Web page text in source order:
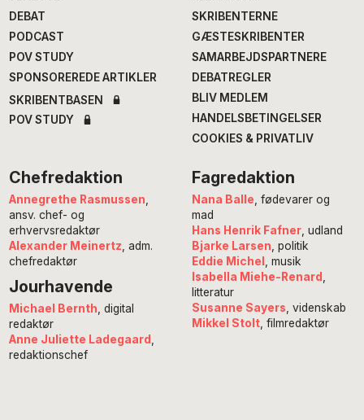
DEBAT
PODCAST
POV STUDY
SPONSOREREDE ARTIKLER
SKRIBENTBASEN
POV STUDY
SKRIBENTERNE
GÆSTESKRIBENTER
SAMARBEJDSPARTNERE
DEBATREGLER
BLIV MEDLEM
HANDELSBETINGELSER
COOKIES & PRIVATLIV
Chefredaktion
Annegrethe Rasmussen
ansv. chef- og
erhvervsredaktør
Alexander Meinertz , adm.
chefredaktør
Jourhavende
Michael Bernth , digital
redaktør
Anne Juliette Ladegaard
redaktionschef
Fagredaktion
Nana Balle , fødevarer og
mad
Hans Henrik Fafner, udland
Bjarke Larsen , politik
Eddie Michel
, musik
Isabella Miehe-Renard
litteratur
Susanne Sayers , videnskab
Mikkel Stolt, filmredaktør